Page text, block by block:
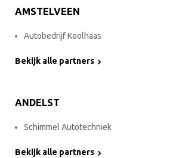
AMSTELVEEN
Autobedrijf Koolhaas
Bekijk alle partners
ANDELST
Schimmel Autotechniek
Bekijk alle partners